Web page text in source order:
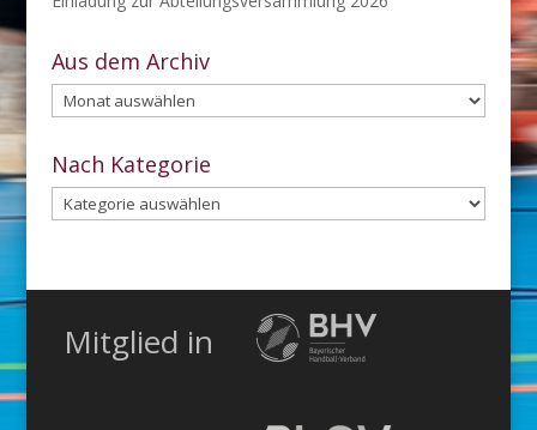
Aus dem Archiv
Aus
dem
Archiv
Nach Kategorie
Nach
Kategorie
Mitglied in